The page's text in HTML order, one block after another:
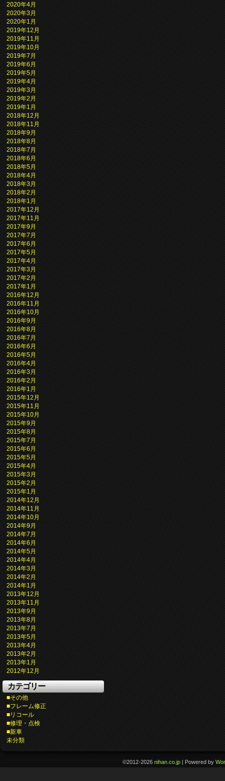
2020年4月
2020年3月
2020年1月
2019年12月
2019年11月
2019年10月
2019年7月
2019年6月
2019年5月
2019年4月
2019年3月
2019年2月
2019年1月
2018年12月
2018年11月
2018年9月
2018年8月
2018年7月
2018年6月
2018年5月
2018年4月
2018年3月
2018年2月
2018年1月
2017年12月
2017年11月
2017年9月
2017年7月
2017年6月
2017年5月
2017年4月
2017年3月
2017年2月
2017年1月
2016年12月
2016年11月
2016年10月
2016年9月
2016年8月
2016年7月
2016年6月
2016年5月
2016年4月
2016年3月
2016年2月
2016年1月
2015年12月
2015年11月
2015年10月
2015年9月
2015年8月
2015年7月
2015年6月
2015年5月
2015年4月
2015年3月
2015年2月
2015年1月
2014年12月
2014年11月
2014年10月
2014年9月
2014年7月
2014年6月
2014年5月
2014年4月
2014年3月
2014年2月
2014年1月
2013年12月
2013年11月
2013年9月
2013年8月
2013年7月
2013年5月
2013年4月
2013年2月
2013年1月
2012年12月
カテゴリー
■その他
■フレーム修正
■リコール
■修理・点検
■新車
未分類
©2012-2026nihan.co.jp | Powered by